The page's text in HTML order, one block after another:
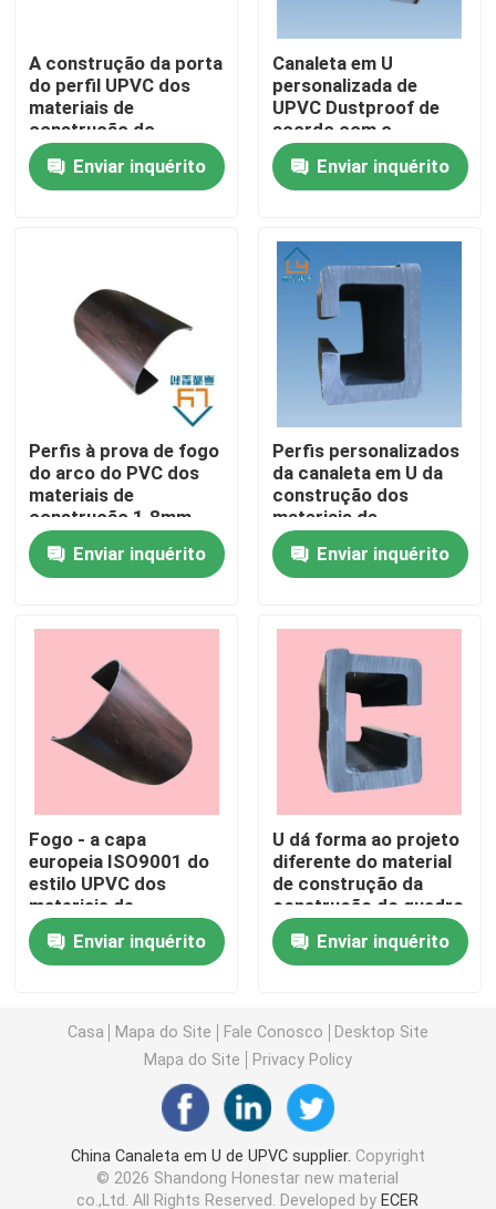
Casa
Produtos
Excursão da fábrica
Controle da qualidade
Contacte-nos
Peça umas citações
Perfis da porta de UPVC
Perfis da janela de UPVC
Perfis da extrusão de UPVC
janela de batente do upvc
janela de deslizamento do upvc
Porta deslizante de UPVC
Janela de alumínio da ruptura térmica
Portas de alumínio da ruptura térmica
A construção da porta
do perfil UPVC dos
materiais de
construção do
retângulo UPVC
personalizou
Enviar inquérito
Canaleta em U
personalizada de
UPVC Dustproof de
acordo com o
desenho para a janela
e a portaEnviar inquérito
Perfis à prova de fogo
do arco do PVC dos
materiais de
construção 1.8mm
2.0mm 2.2mm de
UPVCEnviar inquérito
Perfis personalizados
da canaleta em U da
construção dos
materiais de
construção UPVC de
UPVCEnviar inquérito
Fogo - a capa
europeia ISO9001 do
estilo UPVC dos
materiais de
construção
retardadores de UPVC
aprovou
Enviar inquérito
U dá forma ao projeto
diferente do material
de construção da
construção do quadro
de janela de UPVC
Enviar inquérito
Casa Mapa do Site Fale Conosco
Desktop Site
Mapa do Site
Privacy Policy
China Canaleta em U de UPVC supplier. Copyright
© 2026 Shandong Honestar new material
co.,Ltd. All Rights Reserved. Developed by ECER